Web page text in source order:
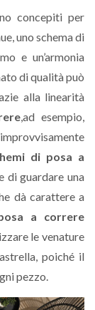
concepiti per
uno schema di
e un’armonia
di qualità può
alla linearità
,ad esempio,
di posa a
di guardare una
dà carattere a
a correre
le venature
poiché il
pezzo.